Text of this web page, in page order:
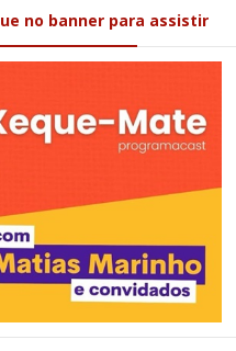
no banner para assistir